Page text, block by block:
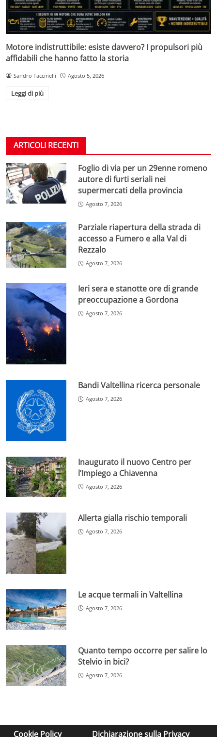
Motore indistruttibile: esiste davvero? I propulsori più
affidabili che hanno fatto la storia
Sandro Faccinelli Agosto 5, 2026
Leggi di più
ARTICOLI RECENTI
Foglio di via per un 29enne romeno
autore di furti seriali nei
supermercati della provincia
Agosto 7, 2026
Parziale riapertura della strada di
accesso a Fumero e alla Val di
Rezzalo
Agosto 7, 2026
Ieri sera e stanotte ore di grande
preoccupazione a Gordona
Agosto 7, 2026
Bandi Valtellina ricerca personale
Agosto 7, 2026
Inaugurato il nuovo Centro per
l’Impiego a Chiavenna
Agosto 7, 2026
Allerta gialla rischio temporali
Agosto 7, 2026
Le acque termali in Valtellina
Agosto 7, 2026
Quanto tempo occorre per salire lo
Stelvio in bici?
Agosto 7, 2026
Cookie Policy Dichiarazione sulla Privacy